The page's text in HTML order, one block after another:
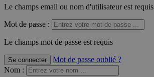
Le champs email ou nom d'utilisateur est requis
Mot de passe :
Le champs mot de passe est requis
Se connecter
Mot de passe oublié ?
Nom :